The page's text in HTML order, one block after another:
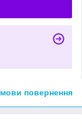
повернення